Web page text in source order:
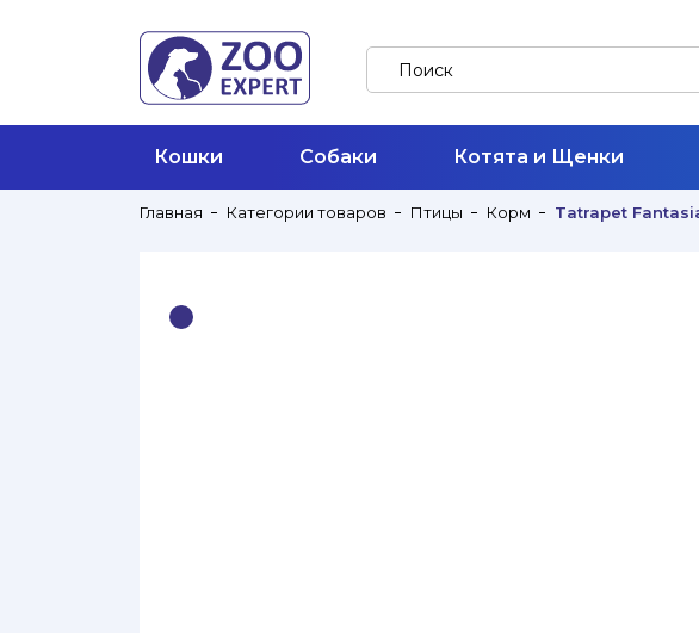
Кошки Собаки Котята и Щенки
Главная Категории товаров Птицы Корм Tatrapet